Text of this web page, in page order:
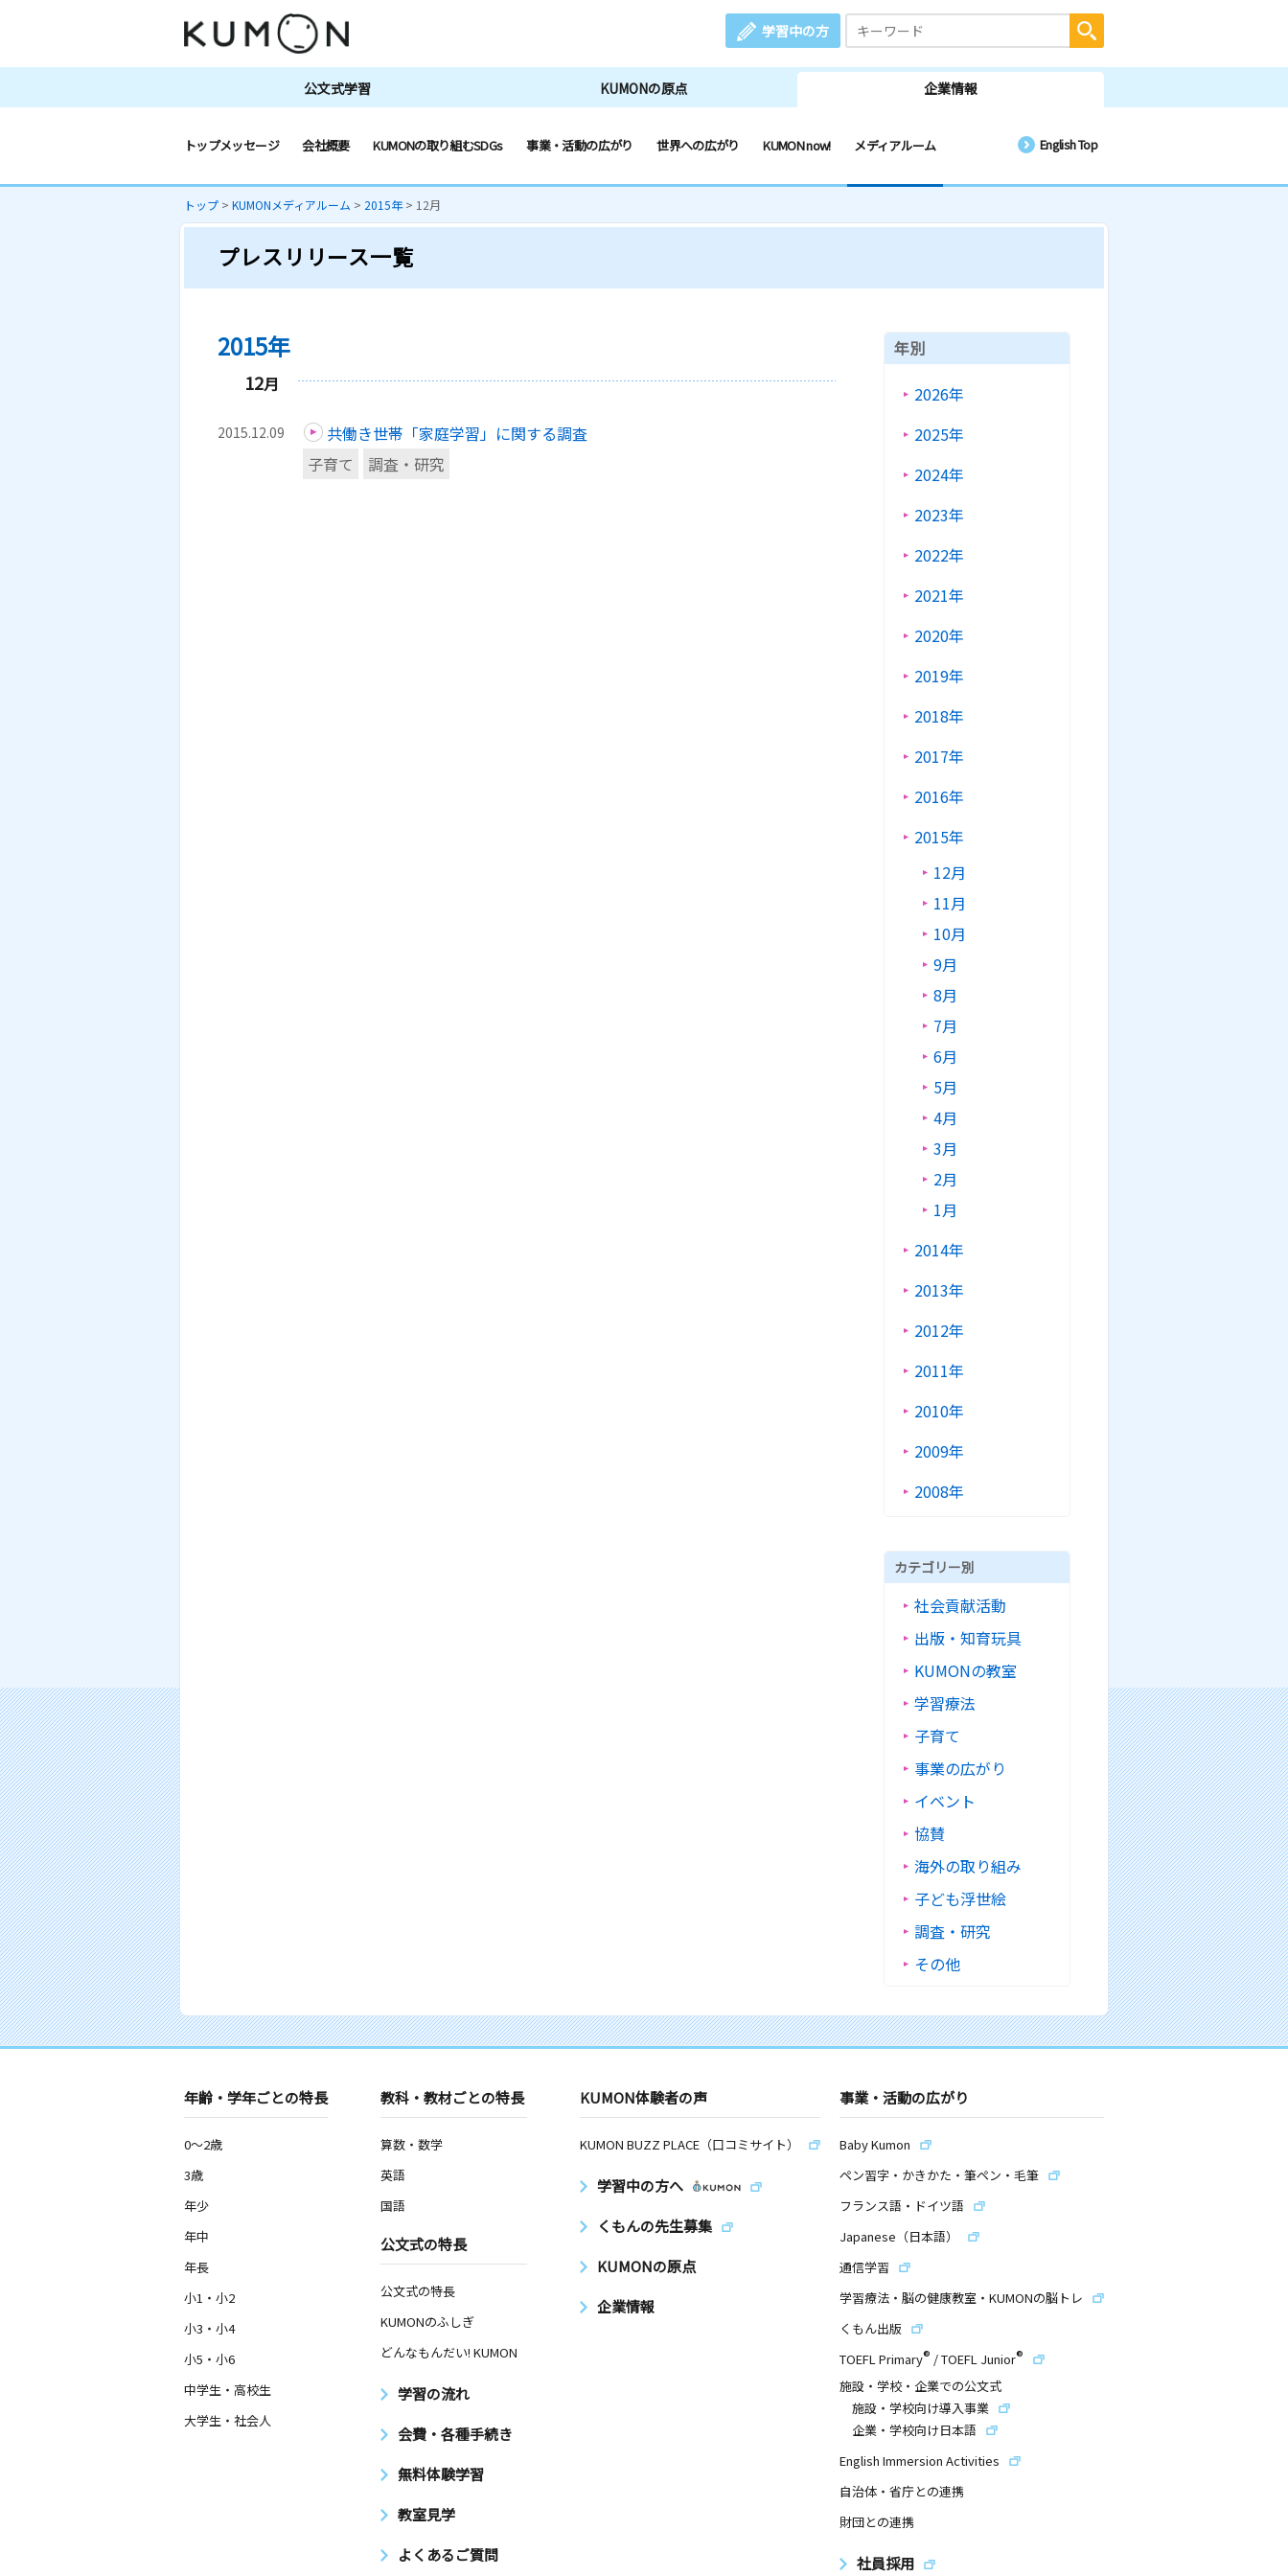
学習中の方
公文式学習 KUMONの原点 企業情報
トップメッセージ 会社概要 KUMONの取り組むSDGs 事業・活動の広がり 世界への広がり KUMON now! メディアルーム English Top
トップ > KUMONメディアルーム > 2015年> 12月
プレスリリース一覧
2015年
12月
2015.12.09
共働き世帯「家庭学習」に関する調査
子育て
調査・研究
年別
2026年
2025年
2024年
2023年
2022年
2021年
2020年
2019年
2018年
2017年
2016年
2015年
12月
11月
10月
9月
8月
7月
6月
5月
4月
3月
2月
1月
2014年
2013年
2012年
2011年
2010年
2009年
2008年
カテゴリー別
社会貢献活動
出版・知育玩具
KUMONの教室
学習療法
子育て
事業の広がり
イベント
協賛
海外の取り組み
子ども浮世絵
調査・研究
その他
年齢・学年ごとの特長
0～2歳
3歳
年少
年中
年長
小1・小2
小3・小4
小5・小6
中学生・高校生
大学生・社会人
教科・教材ごとの特長
算数・数学
英語
国語
公文式の特長
公文式の特長
KUMONのふしぎ
どんなもんだい! KUMON
学習の流れ
会費・各種手続き
無料体験学習
教室見学
よくあるご質問
KUMON体験者の声
KUMON BUZZ PLACE（口コミサイト）
学習中の方へ
くもんの先生募集
KUMONの原点
企業情報
事業・活動の広がり
Baby Kumon
ペン習字・かきかた・筆ペン・毛筆
フランス語・ドイツ語
Japanese（日本語）
通信学習
学習療法・脳の健康教室・KUMONの脳トレ
くもん出版
TOEFL Primary® /TOEFL Junior®
施設・学校・企業での公文式
施設・学校向け導入事業
企業・学校向け日本語
English Immersion Activities
自治体・省庁との連携
財団との連携
社員採用